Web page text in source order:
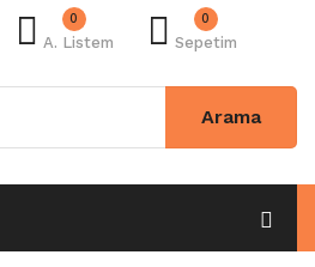
A. Listem
0 0
Sepetim
Arama